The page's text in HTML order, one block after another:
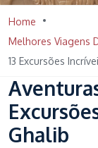
Home
Melhores Viagens
13 Excursões
Ghalib